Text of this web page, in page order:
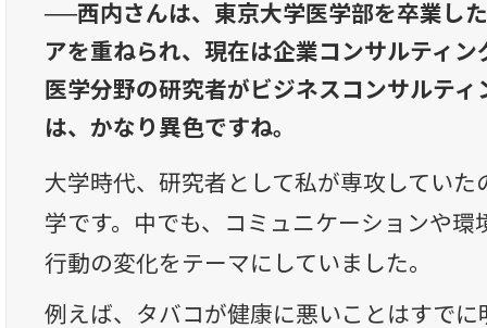
──西内さんは、東京大学医学部を卒業し
アを重ねられ、現在は企業コンサルティン
医学分野の研究者がビジネスコンサルテ
は、かなり異色ですね。
大学時代、研究者として私が専攻してい
学です。中でも、コミュニケーションや環
行動の変化をテーマにしていました。
例えば、タバコが健康に悪いことはすで